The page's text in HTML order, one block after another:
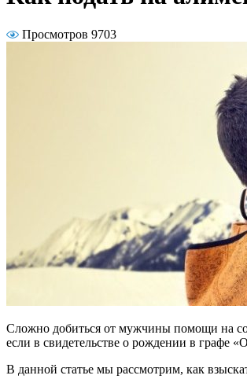
Просмотров 9703
Сложно добиться от мужчины помощи на
если в свидетельстве о рождении в графе
В данной статье мы рассмотрим, как